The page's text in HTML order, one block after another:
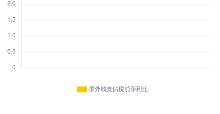
業外收支佔稅前淨利比